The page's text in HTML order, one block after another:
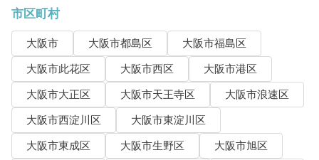
市区町村
大阪市 大阪市都島区
大阪市福島区
大阪市此花区
大阪市西区
大阪市港区
大阪市大正区
大阪市天王寺区
大阪市浪速区
大阪市西淀川区
大阪市東淀川区
大阪市東成区
大阪市生野区
大阪市旭区